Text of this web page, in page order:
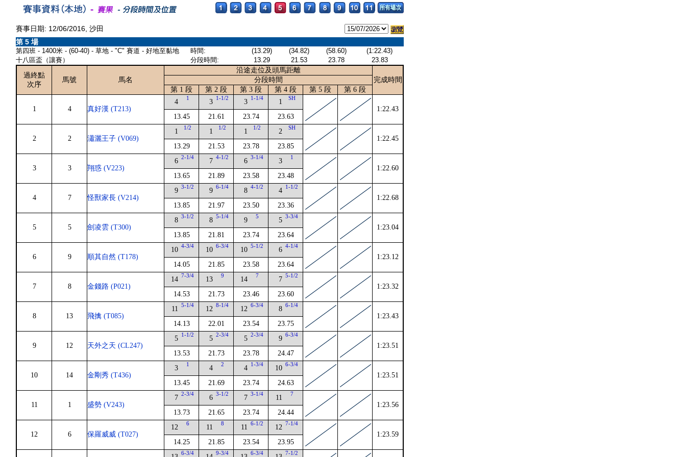
賽事日期: 12/06/2016, 沙田
第 5 場
第四班 - 1400米 - (60-40) - 草地 - "C" 賽道 - 好地至黏地
十八區盃（讓賽）
時間: (13.29) (34.82) (58.60)
(1:22.43)
分段時間:
13.29 21.53 23.78
23.83
過終點
次序
馬號 馬名
沿途走位及頭馬距離
完成時間
分段時間
第 1 段
第 2 段 第 3 段 第 4 段 第 5 段 第 6 段
1 4 真好漢 (T213)
4 1
13.45
3 1-1/2
21.61
3 1-1/4
23.74
1 SH
23.63
1:22.43
2 2 瀟灑王子 (V069)
1 1/2
13.29
1 1/2
21.53
1 1/2
23.78
2 SH
23.85
1:22.45
3 3 翔惑 (V223)
6 2-1/4
13.65
7 4-1/2
21.89
6 3-1/4
23.58
3 1
23.48
1:22.60
4 7 怪獸家長 (V214)
9 3-1/2
13.85
9 6-1/4
21.97
8 4-1/2
23.50
4 1-1/2
23.36
1:22.68
5 5 劍凌雲 (T300)
8 3-1/2
13.85
8 5-1/4
21.81
9 5
23.74
5 3-3/4
23.64
1:23.04
6 9 順其自然 (T178)
10 4-3/4
14.05
10 6-3/4
21.85
10 5-1/2
23.58
6 4-1/4
23.64
1:23.12
7 8 金錢路 (P021)
14 7-3/4
14.53
13 9
21.73
14 7
23.46
7 5-1/2
23.60
1:23.32
8 13 飛擒 (T085)
11 5-1/4
14.13
12 8-1/4
22.01
12 6-3/4
23.54
8 6-1/4
23.75
1:23.43
9 12 天外之天 (CL247)
5 1-1/2
13.53
5 2-3/4
21.73
5 2-3/4
23.78
9 6-3/4
24.47
1:23.51
10 14 金剛秀 (T436)
3 1
13.45
4 2
21.69
4 1-3/4
23.74
10 6-3/4
24.63
1:23.51
11 1 盛勢 (V243)
7 2-3/4
13.73
6 3-1/2
21.65
7 3-1/4
23.74
11 7
24.44
1:23.56
12 6 保羅威威 (T027)
12 6
14.25
11 8
21.85
11 6-1/2
23.54
12 7-1/4
23.95
1:23.59
6-3/4 9-3/4 6-3/4 7-1/2